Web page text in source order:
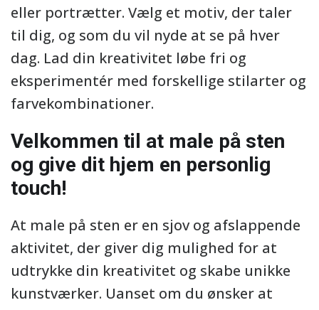
eller portrætter. Vælg et motiv, der taler
til dig, og som du vil nyde at se på hver
dag. Lad din kreativitet løbe fri og
eksperimentér med forskellige stilarter og
farvekombinationer.
Velkommen til at male på sten
og give dit hjem en personlig
touch!
At male på sten er en sjov og afslappende
aktivitet, der giver dig mulighed for at
udtrykke din kreativitet og skabe unikke
kunstværker. Uanset om du ønsker at